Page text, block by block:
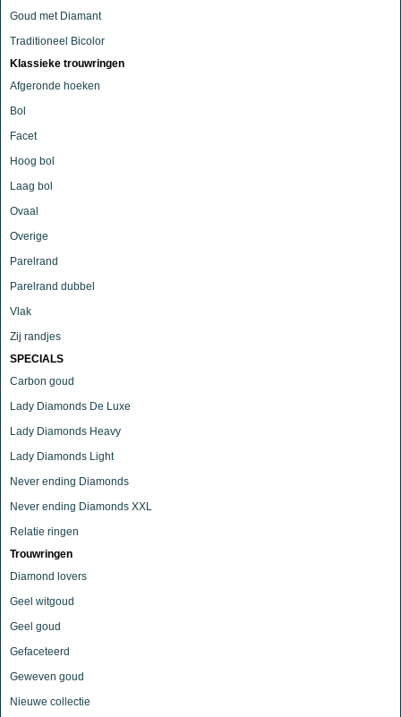
Goud met Diamant
Traditioneel Bicolor
Klassieke trouwringen
Afgeronde hoeken
Bol
Facet
Hoog bol
Laag bol
Ovaal
Overige
Parelrand
Parelrand dubbel
Vlak
Zij randjes
SPECIALS
Carbon goud
Lady Diamonds De Luxe
Lady Diamonds Heavy
Lady Diamonds Light
Never ending Diamonds
Never ending Diamonds XXL
Relatie ringen
Trouwringen
Diamond lovers
Geel witgoud
Geel goud
Gefaceteerd
Geweven goud
Nieuwe collectie